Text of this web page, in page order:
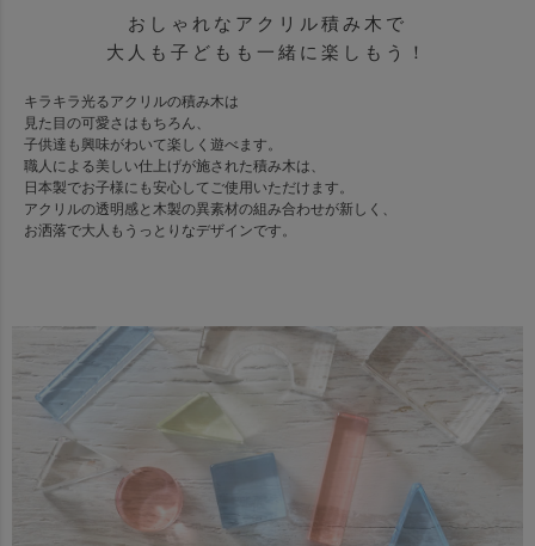
おしゃれなアクリル積み木で
大人も子どもも一緒に楽しもう！
キラキラ光るアクリルの積み木は
見た目の可愛さはもちろん、
子供達も興味がわいて楽しく遊べます。
職人による美しい仕上げが施された積み木は、
日本製でお子様にも安心してご使用いただけます。
アクリルの透明感と木製の異素材の組み合わせが新しく、
お洒落で大人もうっとりなデザインです。